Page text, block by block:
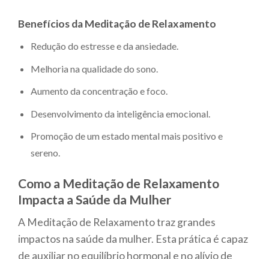
Benefícios da Meditação de Relaxamento
Redução do estresse e da ansiedade.
Melhoria na qualidade do sono.
Aumento da concentração e foco.
Desenvolvimento da inteligência emocional.
Promoção de um estado mental mais positivo e
sereno.
Como a Meditação de Relaxamento
Impacta a Saúde da Mulher
A Meditação de Relaxamento traz grandes
impactos na saúde da mulher. Esta prática é capaz
de auxiliar no equilíbrio hormonal e no alívio de